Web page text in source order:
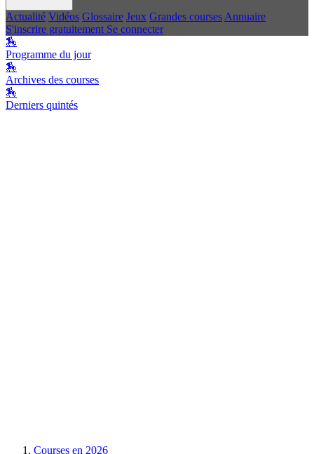
Actualité Vidéos Glossaire Jeux Grandes courses Annuaire
S'inscrire gratuitement Se connecter
🏇
Programme du jour
🏇
Archives des courses
🏇
Derniers quintés
Courses en 2026